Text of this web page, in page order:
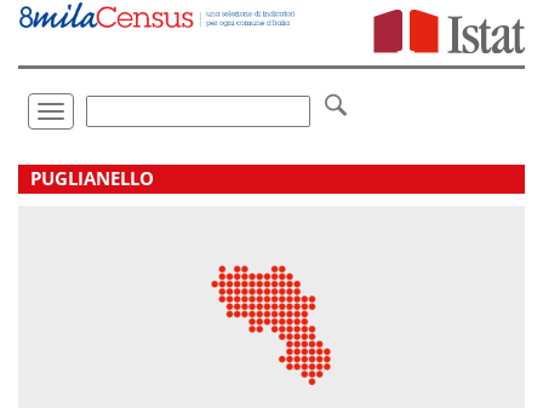
Vai
direttamente
Toggle
navigation
.
PUGLIANELLO